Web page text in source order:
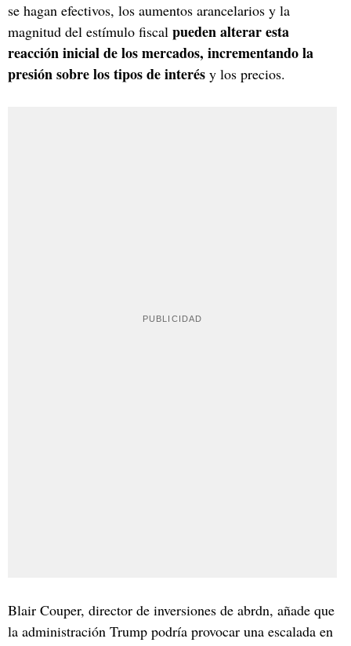
se hagan efectivos, los aumentos arancelarios y la
magnitud del estímulo fiscal pueden alterar esta
reacción inicial de los mercados, incrementando la
presión sobre los tipos de interés y los precios.
Blair Couper, director de inversiones de abrdn, añade que
la administración Trump podría provocar una escalada en